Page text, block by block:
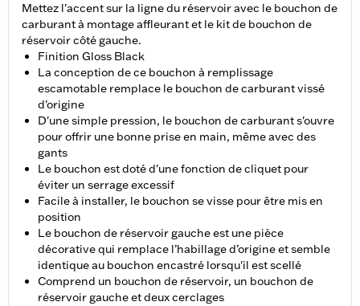
Mettez l'accent sur la ligne du réservoir avec le bouchon de
carburant à montage affleurant et le kit de bouchon de
réservoir côté gauche.
Finition Gloss Black
La conception de ce bouchon à remplissage
escamotable remplace le bouchon de carburant vissé
d'origine
D'une simple pression, le bouchon de carburant s'ouvre
pour offrir une bonne prise en main, même avec des
gants
Le bouchon est doté d'une fonction de cliquet pour
éviter un serrage excessif
Facile à installer, le bouchon se visse pour être mis en
position
Le bouchon de réservoir gauche est une pièce
décorative qui remplace l’habillage d’origine et semble
identique au bouchon encastré lorsqu'il est scellé
Comprend un bouchon de réservoir, un bouchon de
réservoir gauche et deux cerclages